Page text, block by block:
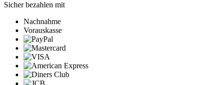
Sicher bezahlen mit
Nachnahme
Vorauskasse